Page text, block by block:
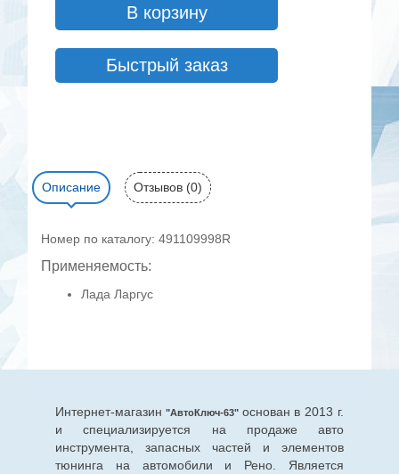
В корзину
Быстрый заказ
Описание Отзывов (0)
Номер по каталогу: 491109998R
Применяемость:
Лада Ларгус
Интернет-магазин "АвтоКлюч-63" основан в 2013 г.
и специализируется на продаже авто
инструмента, запасных частей и элементов
тюнинга на автомобили и Рено. Является